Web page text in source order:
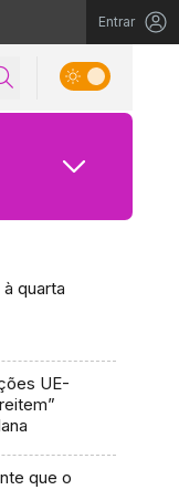
Entrar
quarta
UE-
que o